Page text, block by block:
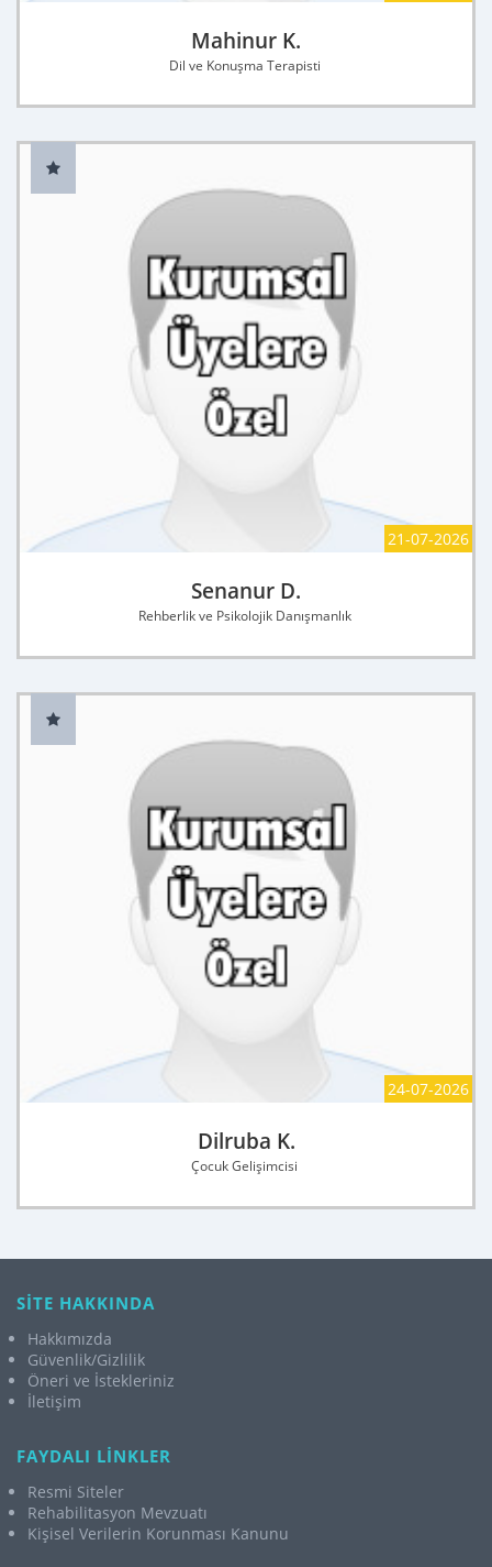
Mahinur K.
Dil ve Konuşma Terapisti
21-07-2026
Senanur D.
Rehberlik ve Psikolojik Danışmanlık
24-07-2026
Dilruba K.
Çocuk Gelişimcisi
SİTE HAKKINDA
Hakkımızda
Güvenlik/Gizlilik
Öneri ve İstekleriniz
İletişim
FAYDALI LİNKLER
Resmi Siteler
Rehabilitasyon Mevzuatı
Kişisel Verilerin Korunması Kanunu